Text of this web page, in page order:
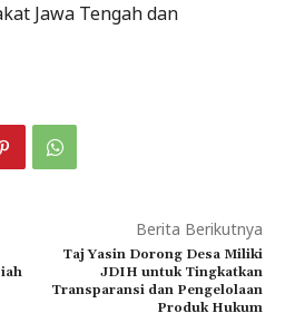
Jawa Tengah dan
Berita Berikutnya
Taj Yasin Dorong Desa Miliki
JDIH untuk Tingkatkan
Transparansi dan Pengelolaan
Produk Hukum